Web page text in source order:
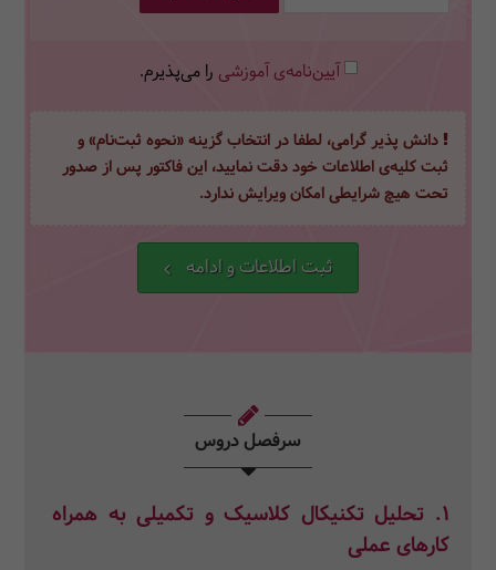
آیین‌نامه‌ی آموزشی را می‌پذیرم.
دانش پذیر گرامی، لطفا در انتخاب گزینه «نحوه ثبت‌نام» و
ثبت کلیه‌ی اطلاعات خود دقت نمایید، این فاکتور پس از صدور
تحت هیچ شرایطی امکان ویرایش ندارد.
ثبت اطلاعات و ادامه
سرفصل دروس
1. تحلیل تکنیکال کلاسیک و تکمیلی به همراه
کارهای عملی